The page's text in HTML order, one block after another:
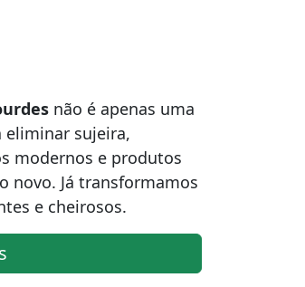
não é apenas uma
eliminar sujeira,
modernos e produtos
novo. Já transformamos
e cheirosos.